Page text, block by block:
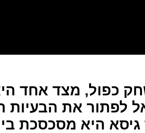
כפול, מצד אחד
לפתור את הבעיות
היא מסכסכת